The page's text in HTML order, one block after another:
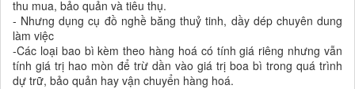
thu mua, bảo quản và tiêu thụ.
- Nhưng dụng cụ đồ nghề băng thuỷ tinh, dầy dép chuyên dung
làm việc
-Các loại bao bì kèm theo hàng hoá có tính giá riêng nhưng vẫn
tính giá trị hao mòn để trừ dần vào giá trị boa bì trong quá trình
dự trữ, bảo quản hay vận chuyển hàng hoá.